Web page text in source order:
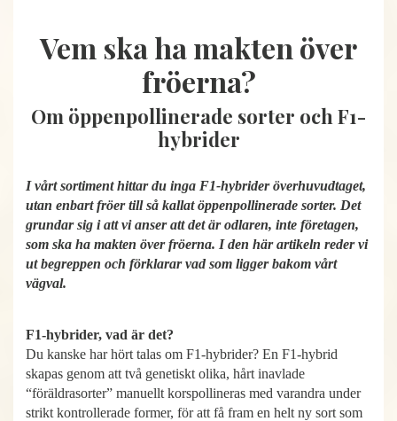
Vem ska ha makten över
fröerna?
Om öppenpollinerade sorter och F1-
hybrider
I vårt sortiment hittar du inga F1-hybrider överhuvudtaget,
utan enbart fröer till så kallat öppenpollinerade sorter. Det
grundar sig i att vi anser att det är odlaren, inte företagen,
som ska ha makten över fröerna. I den här artikeln reder vi
ut begreppen och förklarar vad som ligger bakom vårt
vägval.
F1-hybrider, vad är det?
Du kanske har hört talas om F1-hybrider? En F1-hybrid
skapas genom att två genetiskt olika, hårt inavlade
“föräldrasorter” manuellt korspollineras med varandra under
strikt kontrollerade former, för att få fram en helt ny sort som